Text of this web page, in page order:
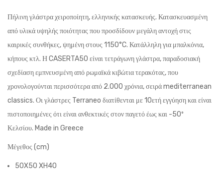
Πήλινη γλάστρα χειροποίητη, ελληνικής κατασκευής. Κατασκευασμένη
από υλικά υψηλής ποιότητας που προσδίδουν μεγάλη αντοχή στις
καιρικές συνθήκες, ψημένη στους 1150°C. Κατάλληλη για μπαλκόνια,
κήπους κτλ. Η CASERTA50 είναιτετράγωνη γλάστρα, παραδοσιακή
σχεδίαση εμπνευσμένη από ρωμαϊκά κιβώτια τερακότας, που
χρονολογούνται περισσότερα από 2.000 χρόνια, σειρά mediterranean
classics. Οι γλάστρες Terraneo διατίθενται με 10ετή εγγύηση και είναι
πιστοποιημένες ότι είναι ανθεκτικές στον παγετό έως και -50º
Κελσίου. Made in Greece
Μέγεθος (cm)
50X50 XH40